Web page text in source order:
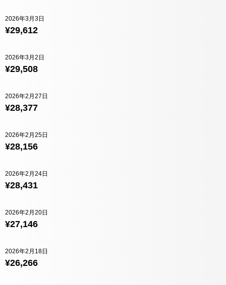
¥29,612
2026年3月3日
¥29,508
2026年3月2日
¥28,377
2026年2月27日
¥28,156
2026年2月25日
¥28,431
2026年2月24日
¥27,146
2026年2月20日
¥26,266
2026年2月18日